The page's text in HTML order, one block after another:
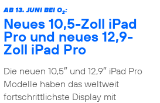
AB 13. JUNI BEI O2:
Neues 10,5-Zoll iPad
Pro und neues 12,9-
Zoll iPad Pro
Die neuen 10,5″ und 12,9″ iPad Pro
Modelle haben das weltweit
fortschrittlichste Display mit